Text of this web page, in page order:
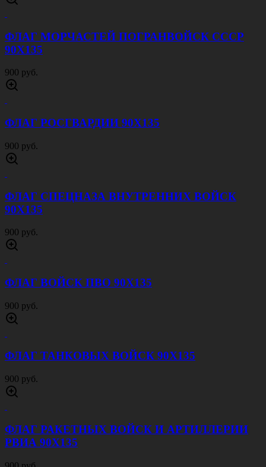
900 руб.
ФЛАГ РАКЕТНЫХ ВОЙСК И АРТИЛЛЕРИИ
РВИА 90Х135
900 руб.
ФЛАГ МЧС 90Х135
900 руб.
ПИРАТСКИЙ ФЛАГ ВЕСЕЛЫЙ РОДЖЕР
1000 руб.
ФЛАГ АРМИЯ РОССИИ 90Х135
900 руб.
ШЕВРОН ПОЛИЦИЯ ГОСАВТОИНСПЕКЦИЯ
80 руб.
ПОГОНЫ БЕЛЫЕ